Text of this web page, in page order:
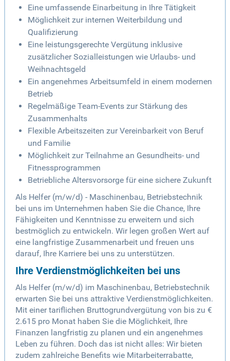
Eine umfassende Einarbeitung in Ihre Tätigkeit
Möglichkeit zur internen Weiterbildung und
Qualifizierung
Eine leistungsgerechte Vergütung inklusive
zusätzlicher Sozialleistungen wie Urlaubs- und
Weihnachtsgeld
Ein angenehmes Arbeitsumfeld in einem modernen
Betrieb
Regelmäßige Team-Events zur Stärkung des
Zusammenhalts
Flexible Arbeitszeiten zur Vereinbarkeit von Beruf
und Familie
Möglichkeit zur Teilnahme an Gesundheits- und
Fitnessprogrammen
Betriebliche Altersvorsorge für eine sichere Zukunft
Als Helfer (m/w/d) - Maschinenbau, Betriebstechnik
bei uns im Unternehmen haben Sie die Chance, Ihre
Fähigkeiten und Kenntnisse zu erweitern und sich
bestmöglich zu entwickeln. Wir legen großen Wert auf
eine langfristige Zusammenarbeit und freuen uns
darauf, Ihre Karriere bei uns zu unterstützen.
Ihre Verdienstmöglichkeiten bei uns
Als Helfer (m/w/d) im Maschinenbau, Betriebstechnik
erwarten Sie bei uns attraktive Verdienstmöglichkeiten.
Mit einer tariflichen Bruttogrundvergütung von bis zu €
2.615 pro Monat haben Sie die Möglichkeit, Ihre
Finanzen langfristig zu planen und ein angenehmes
Leben zu führen. Doch das ist nicht alles: Wir bieten
zudem zahlreiche Benefits wie Mitarbeiterrabatte,